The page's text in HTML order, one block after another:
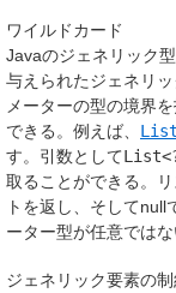
ワイルドカード
Javaのジェネリック
与えられたジェネリ
メーターの型の境界
できる。例えば、 List
す。引数として
取ることができる。
トを返し、そして
ーター型が任意では
ジェネリック要素の